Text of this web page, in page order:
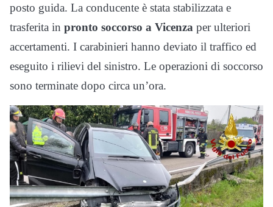
posto guida. La conducente è stata stabilizzata e
trasferita in pronto soccorso a Vicenza per ulteriori
accertamenti. I carabinieri hanno deviato il traffico ed
eseguito i rilievi del sinistro. Le operazioni di soccorso
sono terminate dopo circa un’ora.